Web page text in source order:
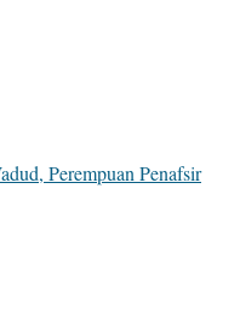
Perempuan Penafsir